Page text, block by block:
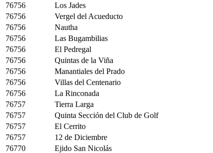
76756
Los Jades
76756
Vergel del Acueducto
76756
Nautha
76756
Las Bugambilias
76756
El Pedregal
76756
Quintas de la Viña
76756
Manantiales del Prado
76756
Villas del Centenario
76756
La Rinconada
76757
Tierra Larga
76757
Quinta Sección del Club de Golf
76757
El Cerrito
76757
12 de Diciembre
76770
Ejido San Nicolás